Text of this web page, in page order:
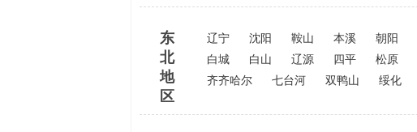
东
北
地
区
辽宁 沈阳 鞍山 本溪 朝阳
白城
白山 辽源 四平 松原
齐齐哈尔
七台河 双鸭山 绥化